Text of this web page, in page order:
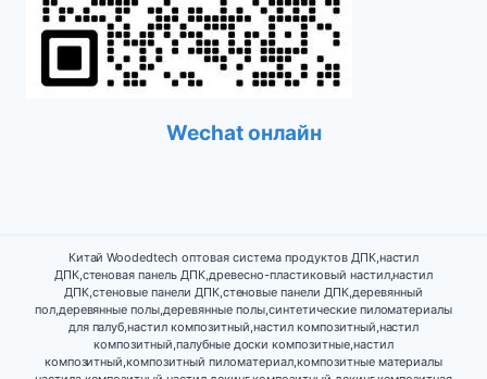
Wechat онлайн
Китай Woodedtech оптовая система продуктов ДПК,настил
ДПК,стеновая панель ДПК,древесно-пластиковый настил,настил
ДПК,стеновые панели ДПК,стеновые панели ДПК,деревянный
пол,деревянные полы,деревянные полы,синтетические пиломатериалы
для палуб,настил композитный,настил композитный,настил
композитный,палубные доски композитные,настил
композитный,композитный пиломатериал,композитные материалы